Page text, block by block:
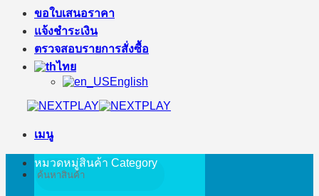
ขอใบเสนอราคา
แจ้งชำระเงิน
ตรวจสอบรายการสั่งซื้อ
ไทย
English
เมนู
ค้นหา:
หมวดหมู่สินค้า Category